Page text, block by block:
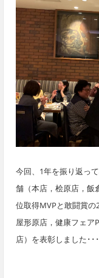
今回、1年を振り返っ
舗（本店， 桧原店，飯
位取得MVPと敢闘賞
屋形原店，健康フェア
店） を表彰しました･